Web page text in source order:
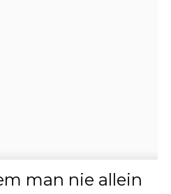
man nie allein